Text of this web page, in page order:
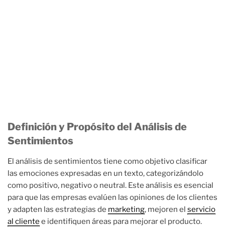
Definición y Propósito del Análisis de
Sentimientos
El análisis de sentimientos tiene como objetivo clasificar
las emociones expresadas en un texto, categorizándolo
como positivo, negativo o neutral. Este análisis es esencial
para que las empresas evalúen las opiniones de los clientes
y adapten las estrategias de marketing, mejoren el servicio
al cliente e identifiquen áreas para mejorar el producto.